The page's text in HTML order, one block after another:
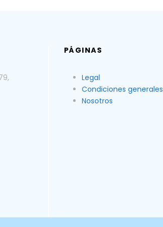
PÁGINAS
Legal
Condiciones generales
Nosotros